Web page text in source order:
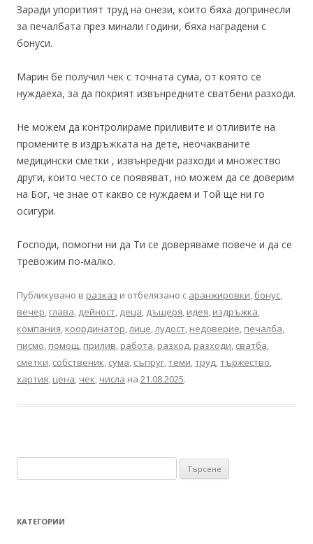
Заради упоритият труд на онези, които бяха допринесли
за печалбата през минали години, бяха наградени с
бонуси.
Марин бе получил чек с точната сума, от която се
нуждаеха, за да покрият извънредните сватбени разходи.
Не можем да контролираме приливите и отливите на
промените в издръжката на дете, неочакваните
медицински сметки , извънредни разходи и множество
други, които често се появяват, но можем да се доверим
на Бог, че знае от какво се нуждаем и Той ще ни го
осигури.
Господи, помогни ни да Ти се доверяваме повече и да се
тревожим по-малко.
Публикувано в разказ и отбелязано с аранжировки, бонус,
вечер, глава, дейност, деца, дъщеря, идея, издръжка,
компания, координатор,лице,лудост, недоверие, печалба,
писмо, помощ, прилив, работа, разход, разходи, сватба,
сметки, собственик, сума, съпруг,теми,труд,тържество,
хартия, цена, чек, числа на 21.08.2025.
за:
КАТЕГОРИИ